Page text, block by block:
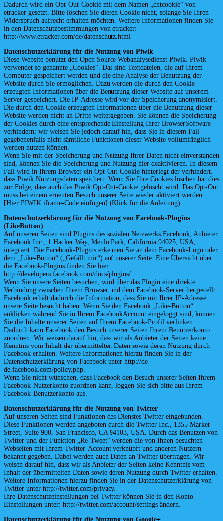
Dadurch wird ein Opt-Out-Cookie mit dem Namen „cntcookie“ von
etracker gesetzt. Bitte löschen Sie diesen Cookie nicht, solange Sie Ihren
Widerspruch aufrecht erhalten möchten. Weitere Informationen finden Sie
in den Datenschutzbestimmungen von etracker:
http://www.etracker.com/de/datenschutz.html
Datenschutzerklärung für die Nutzung von Piwik
Diese Website benutzt den Open Source Webanalysedienst Piwik. Piwik
verwendet so genannte „Cookies“. Das sind Textdateien, die auf Ihrem
Computer gespeichert werden und die eine Analyse der Benutzung der
Website durch Sie ermöglichen. Dazu werden die durch den Cookie
erzeugten Informationen über die Benutzung dieser Website auf unserem
Server gespeichert. Die IP-Adresse wird vor der Speicherung anonymisiert.
Die durch den Cookie erzeugten Informationen über die Benutzung dieser
Website werden nicht an Dritte weitergegeben. Sie können die Speicherung
der Cookies durch eine entsprechende Einstellung Ihrer BrowserSoftware
verhindern; wir weisen Sie jedoch darauf hin, dass Sie in diesem Fall
gegebenenfalls nicht sämtliche Funktionen dieser Website vollumfänglich
werden nutzen können.
Wenn Sie mit der Speicherung und Nutzung Ihrer Daten nicht einverstanden
sind, können Sie die Speicherung und Nutzung hier deaktivieren. In diesem
Fall wird in Ihrem Browser ein Opt-Out-Cookie hinterlegt der verhindert,
dass Piwik Nutzungsdaten speichert. Wenn Sie Ihre Cookies löschen hat dies
zur Folge, dass auch das Piwik Opt-Out-Cookie gelöscht wird. Das Opt-Out
muss bei einem erneuten Besuch unserer Seite wieder aktiviert werden.
[Hier PIWIK iframe-Code einfügen] (Klick für die Anleitung)
Datenschutzerklärung für die Nutzung von Facebook-Plugins
(LikeButton)
Auf unseren Seiten sind Plugins des sozialen Netzwerks Facebook, Anbieter
Facebook Inc., 1 Hacker Way, Menlo Park, California 94025, USA,
integriert. Die Facebook-Plugins erkennen Sie an dem Facebook-Logo oder
dem „Like-Button“ („Gefällt mir“) auf unserer Seite. Eine Übersicht über
die Facebook-Plugins finden Sie hier:
http://developers.facebook.com/docs/plugins/.
Wenn Sie unsere Seiten besuchen, wird über das Plugin eine direkte
Verbindung zwischen Ihrem Browser und dem Facebook-Server hergestellt.
Facebook erhält dadurch die Information, dass Sie mit Ihrer IP-Adresse
unsere Seite besucht haben. Wenn Sie den Facebook „Like-Button“
anklicken während Sie in Ihrem FacebookAccount eingeloggt sind, können
Sie die Inhalte unserer Seiten auf Ihrem Facebook-Profil verlinken.
Dadurch kann Facebook den Besuch unserer Seiten Ihrem Benutzerkonto
zuordnen. Wir weisen darauf hin, dass wir als Anbieter der Seiten keine
Kenntnis vom Inhalt der übermittelten Daten sowie deren Nutzung durch
Facebook erhalten. Weitere Informationen hierzu finden Sie in der
Datenschutzerklärung von Facebook unter http://de-
de.facebook.com/policy.php.
Wenn Sie nicht wünschen, dass Facebook den Besuch unserer Seiten Ihrem
Facebook-Nutzerkonto zuordnen kann, loggen Sie sich bitte aus Ihrem
Facebook-Benutzerkonto aus.
Datenschutzerklärung für die Nutzung von Twitter
Auf unseren Seiten sind Funktionen des Dienstes Twitter eingebunden.
Diese Funktionen werden angeboten durch die Twitter Inc., 1355 Market
Street, Suite 900, San Francisco, CA 94103, USA. Durch das Benutzen von
Twitter und der Funktion „Re-Tweet“ werden die von Ihnen besuchten
Webseiten mit Ihrem Twitter-Account verknüpft und anderen Nutzern
bekannt gegeben. Dabei werden auch Daten an Twitter übertragen. Wir
weisen darauf hin, dass wir als Anbieter der Seiten keine Kenntnis vom
Inhalt der übermittelten Daten sowie deren Nutzung durch Twitter erhalten.
Weitere Informationen hierzu finden Sie in der Datenschutzerklärung von
Twitter unter http://twitter.com/privacy.
Ihre Datenschutzeinstellungen bei Twitter können Sie in den Konto-
Einstellungen unter: http://twitter.com/account/settings ändern.
Datenschutzerklärung für die Nutzung von Google+